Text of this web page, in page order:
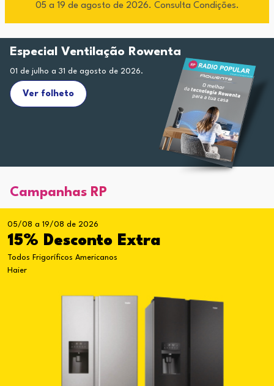
05 a 19 de agosto de 2026. Consulta Condições.
Especial Ventilação Rowenta
01 de julho a 31 de agosto de 2026.
Ver folheto
Campanhas RP
05/08 a 19/08 de 2026
15% Desconto Extra
Todos Frigoríficos Americanos
Haier